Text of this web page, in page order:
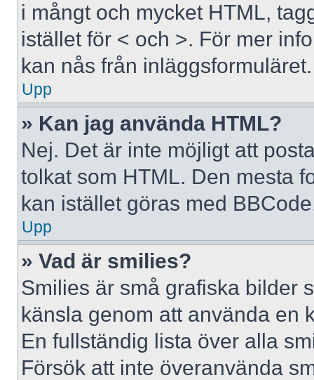
i mångt och mycket HTML,
istället för < och >. För mer
kan nås från inläggsformuläret.
Upp
» Kan jag använda HTML?
Nej. Det är inte möjligt att
tolkat som HTML. Den mesta
kan istället göras med
Upp
» Vad är smilies?
Smilies är små grafiska bilder
känsla genom att använda en
En fullständig lista över alla
Försök att inte överanvända